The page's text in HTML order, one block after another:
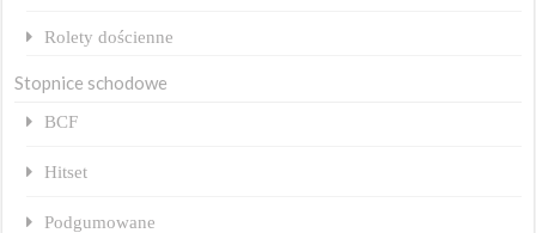
Rolety dościenne
Stopnice schodowe
BCF
Hitset
Podgumowane